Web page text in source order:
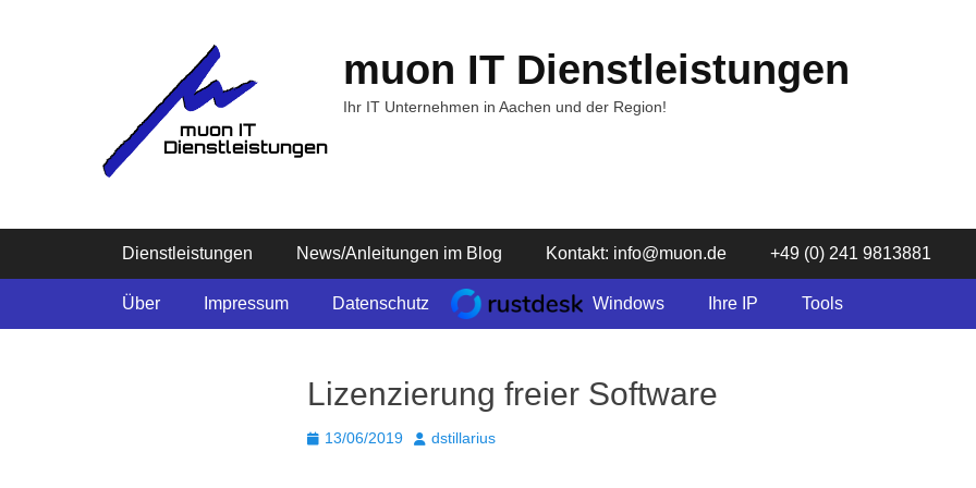
muon IT Dienstleistungen
Ihr IT Unternehmen in Aachen und der Region!
Primäres Menü
Dienstleistungen News/Anleitungen im Blog Kontakt: info@muon.de +49 (0) 241 9813881
Sekundäres Menü
Über Impressum Datenschutz Windows Ihre IP Tools
Lizenzierung freier Software
Posted
13/06/2019 Autordstillarius